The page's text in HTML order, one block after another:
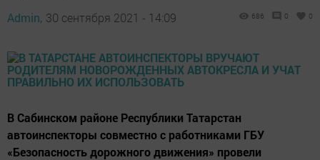
Admin, 30 сентября 2021 - 14:09 686 0 0
В Сабинском районе Республики Татарстан
автоинспекторы совместно с работниками ГБУ
«Безопасность дорожного движения» провели